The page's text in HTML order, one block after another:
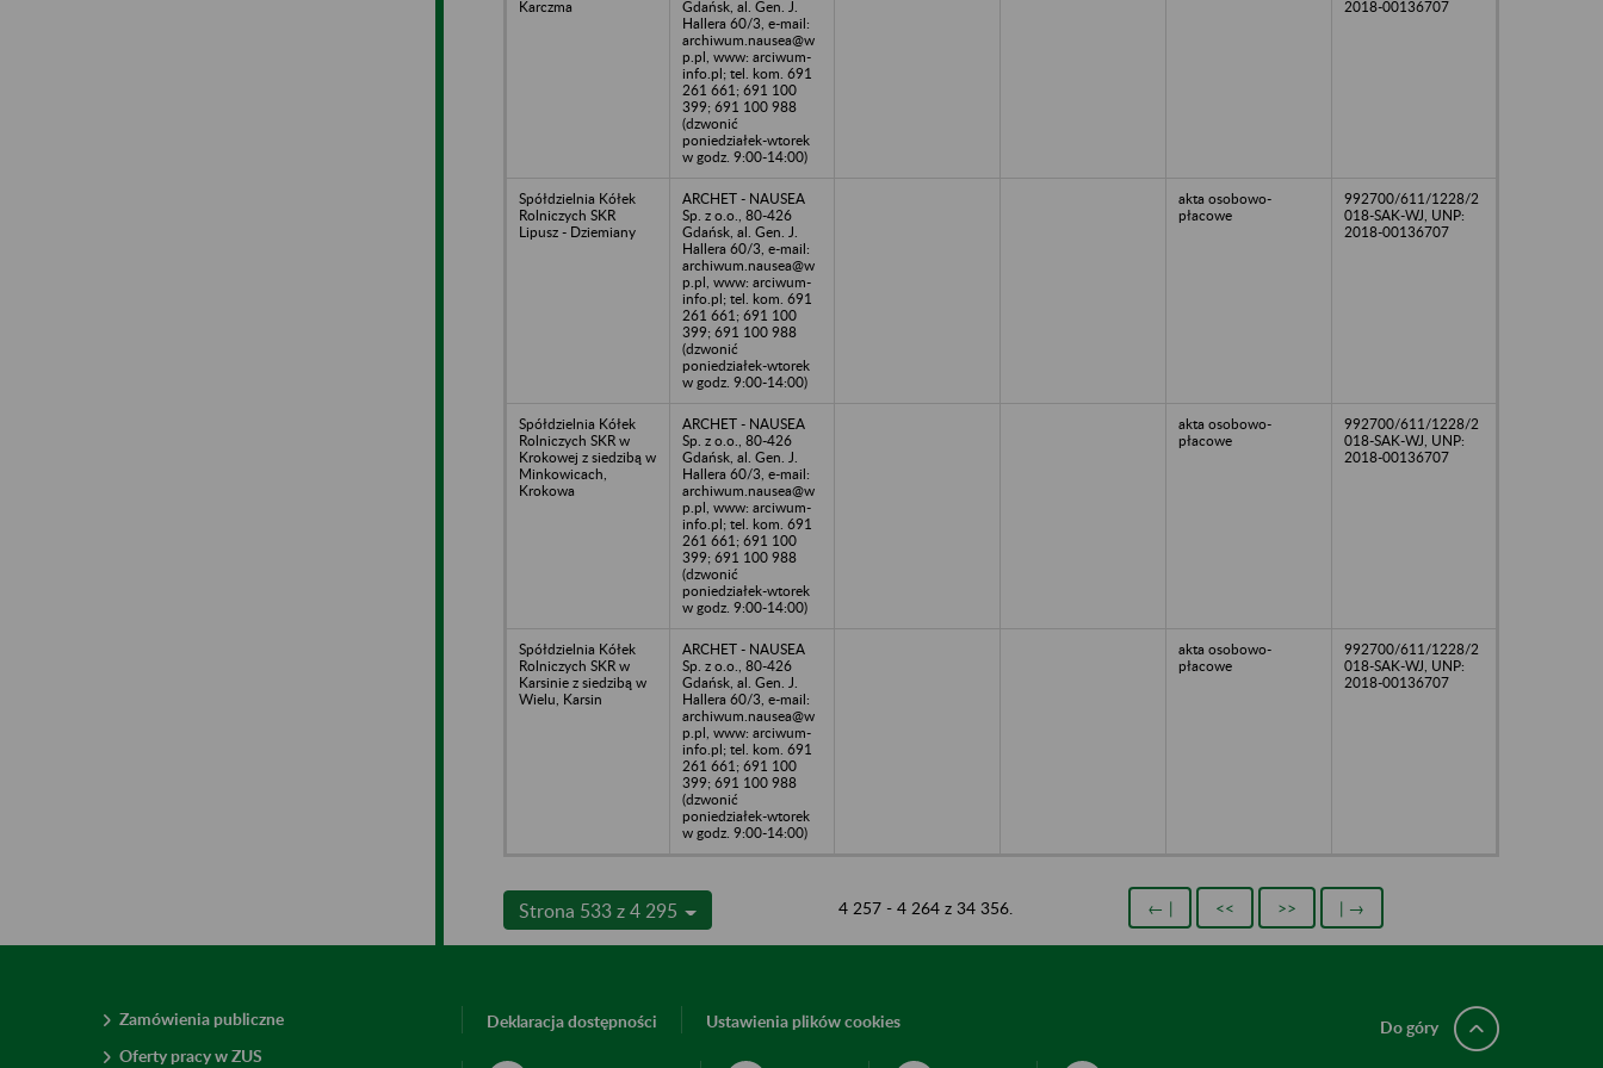
Karczma
Gdańsk, al. Gen. J.
Hallera 60/3, e-mail:
archiwum.nausea@w
p.pl, www: arciwum-
info.pl; tel. kom. 691
261 661; 691 100
399; 691 100 988
(dzwonić
poniedziałek-wtorek
w godz. 9:00-14:00)
2018-00136707
Spółdzielnia Kółek
Rolniczych SKR
Lipusz - Dziemiany
ARCHET - NAUSEA
Sp. z o.o., 80-426
Gdańsk, al. Gen. J.
Hallera 60/3, e-mail:
archiwum.nausea@w
p.pl, www: arciwum-
info.pl; tel. kom. 691
261 661; 691 100
399; 691 100 988
(dzwonić
poniedziałek-wtorek
w godz. 9:00-14:00)
akta osobowo-
płacowe
992700/611/1228/2
018-SAK-WJ, UNP:
2018-00136707
Spółdzielnia Kółek
Rolniczych SKR w
Krokowej z siedzibą w
Minkowicach,
Krokowa
ARCHET - NAUSEA
Sp. z o.o., 80-426
Gdańsk, al. Gen. J.
Hallera 60/3, e-mail:
archiwum.nausea@w
p.pl, www: arciwum-
info.pl; tel. kom. 691
261 661; 691 100
399; 691 100 988
(dzwonić
poniedziałek-wtorek
w godz. 9:00-14:00)
akta osobowo-
płacowe
992700/611/1228/2
018-SAK-WJ, UNP:
2018-00136707
Spółdzielnia Kółek
Rolniczych SKR w
Karsinie z siedzibą w
Wielu, Karsin
ARCHET - NAUSEA
Sp. z o.o., 80-426
Gdańsk, al. Gen. J.
Hallera 60/3, e-mail:
archiwum.nausea@w
p.pl, www: arciwum-
info.pl; tel. kom. 691
261 661; 691 100
399; 691 100 988
(dzwonić
poniedziałek-wtorek
w godz. 9:00-14:00)
akta osobowo-
płacowe
992700/611/1228/2
018-SAK-WJ, UNP:
2018-00136707
Strona 533 z 4 295 4 257 - 4 264 z 34 356. ← | << >> | →
Zamówienia publiczne
Oferty pracy w ZUS
Deklaracja dostępności Ustawienia plików cookies Do góry